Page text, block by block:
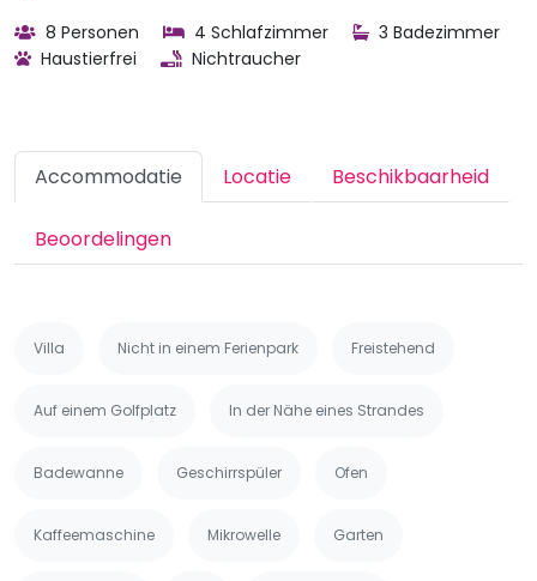
8 Personen 4 Schlafzimmer
3 Badezimmer
Haustierfrei
Nichtraucher
Accommodatie Locatie Beschikbaarheid
Beoordelingen
Villa Nicht in einem Ferienpark Freistehend
Auf einem Golfplatz In der Nähe eines Strandes
Badewanne Geschirrspüler Ofen
Kaffeemaschine Mikrowelle Garten